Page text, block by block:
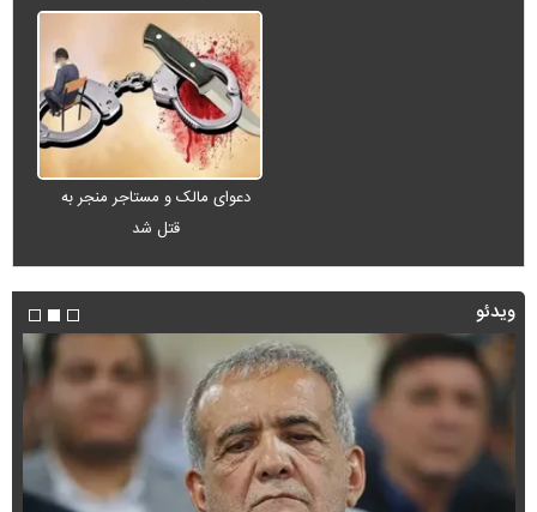
دعوای مالک و مستاجر منجر به
قتل شد
ویدئو